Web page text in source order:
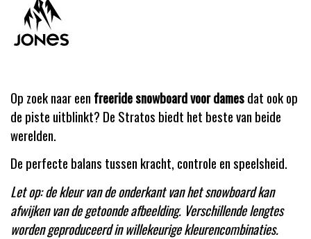
Op zoek naar een freeride snowboard voor damesdat ook op
de piste uitblinkt? De Stratos biedt het beste van beide
werelden.
De perfecte balans tussen kracht, controle en speelsheid.
Let op: de kleur van de onderkant van het snowboard kan
afwijken van de getoonde afbeelding. Verschillende lengtes
worden geproduceerd in willekeurige kleurencombinaties.